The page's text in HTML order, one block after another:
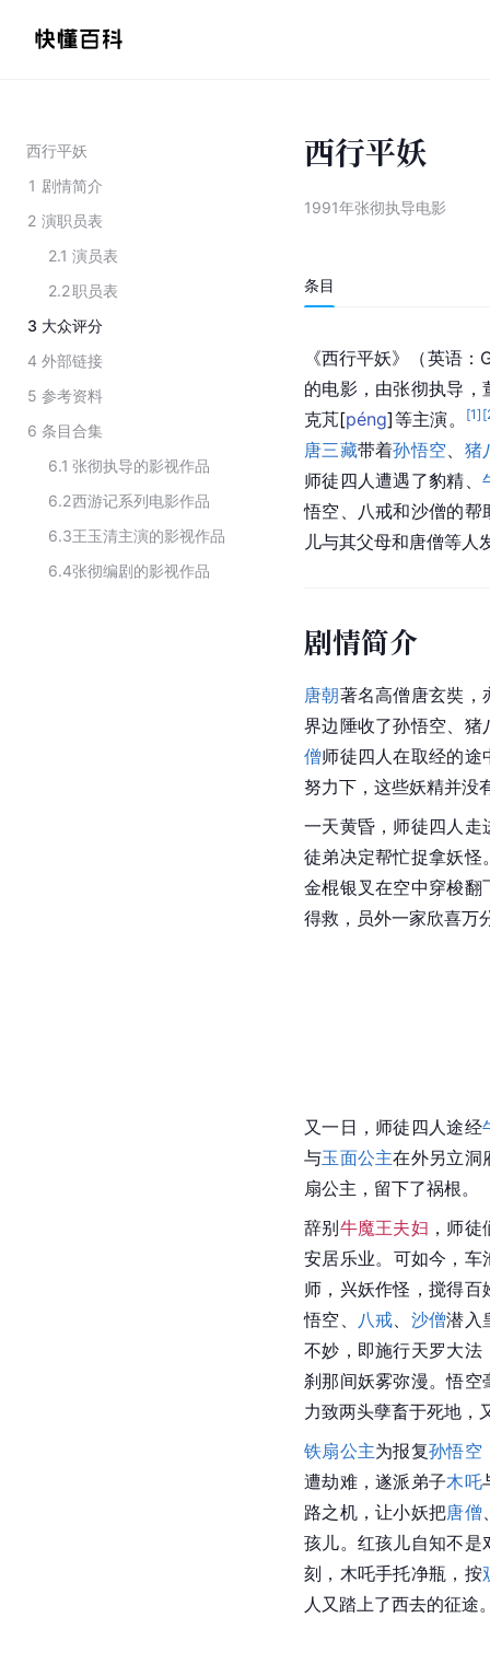
西行平妖
1 剧情简介
2 演职员表
2.1 演员表
2.2职员表
3 大众评分
4 外部链接
5 参考资料
6 条目合集
6.1 张彻执导的影视作品
6.2西游记系列电影作品
6.3王玉清主演的影视作品
6.4张彻编剧的影视作品
西行平妖
1991年张彻执导电影
条目
《西行平妖》（英语：
的电影，由张彻执导，
克芃[péng]等主演。 [1] [
唐三藏带着孙悟空
猪
师徒四人遭遇了豹精、
悟空、八戒和沙僧的帮
儿与其父母和唐僧等人
剧情简介
唐朝著名高僧 唐玄奘，
界边陲收了孙悟空、
僧师徒四人在取经的
努力下，这些妖精并没
一天黄昏，师徒四人走
徒弟决定帮忙捉拿妖怪
金棍银叉在空中穿梭翻
得救，员外一家欣喜万
又一日，师徒四人途经
与玉面公主在外另立洞
扇公主，留下了祸根。
辞别牛魔王夫妇 ，师
安居乐业。可如今，
师，兴妖作怪，搅得百
悟空 、 八戒、 沙僧潜入
不妙，即施行天罗大法
刹那间妖雾弥漫。悟空
力致两头孽畜于死地，
铁扇公主为报复孙悟空
遭劫难，遂派弟子木吒
路之机，让小妖把唐僧
孩儿。红孩儿自知不是
刻，木吒手托净瓶，按
人又踏上了西去的征途